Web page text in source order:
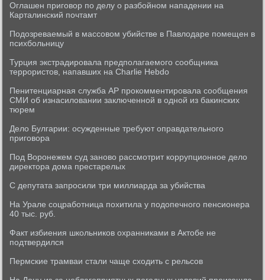
Оглашен приговор по делу о разбойном нападении на
Карталинский почтамт
Подозреваемый в массовом убийстве в Павлодаре помещен в
психбольницу
Турция экстрадировала предполагаемого сообщника
террористов, напавших на Charlie Hebdo
Пенитенциарная служба АР прокомментировала сообщения
СМИ об изнасиловании заключенной в одной из бакинских
тюрем
Дело Булгарии: осужденные требуют оправдательного
приговора
Под Воронежем суд заново рассмотрит коррупционное дело
директора дома престарелых
С депутата запросили три миллиарда за убийства
На Урале соцработница похитила у подопечного пенсионера
40 тыс. руб.
Факт избиения школьников охранниками в Актобе не
подтвердился
Пермские трамваи стали чаще сходить с рельсов